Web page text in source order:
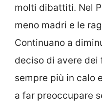
molti dibattiti. Nel
meno madri e le
Continuano a
deciso di avere dei
sempre più in calo
a far preoccupare